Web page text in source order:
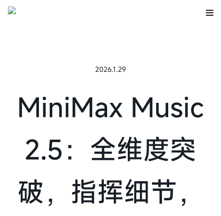
2026.1.29
MiniMax Music
2.5：全维度突
破，指挥细节，